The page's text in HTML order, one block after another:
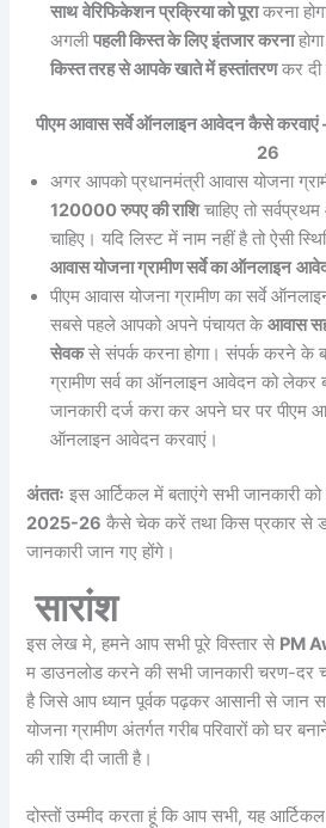
साथ वेरिफिकेशन प्रक्रिया को पूराकरना
अगलीपहली किस्त के लिए इंतजार करना
किस्त तरह से आपके खाते में हस्तांतरणकर दी
पीएम आवास सर्वे ऑनलाइन आवेदन कैसे
26
अगर आपको प्रधानमंत्री आवास योजना
120000 रुपए की राशिचाहिए तो
चाहिए। यदि लिस्ट में नाम नहीं है तो ऐसी
आवास योजना ग्रामीण सर्वे का ऑनलाइन
पीएम आवास योजना ग्रामीण का सर्वे
सबसे पहले आपको अपने पंचायत केआवास
सेवकसे संपर्क करना होगा। संपर्क करने के
ग्रामीण सर्व का ऑनलाइन आवेदन को लेकर
जानकारी दर्ज करा कर अपने घर पर पीएम
ऑनलाइन आवेदन करवाएं।
अंततः इस आर्टिकल में बताएंगे सभी जानकारी
2025-26 कैसे चेक करें तथा किस प्रकार से
जानकारी जान गए होंगे।
सारांश
इस लेख मे, हमने आप सभी पूरे विस्तार से PM
म डाउनलोड करने की सभी जानकारी चरण-दर
है जिसे आप ध्यान पूर्वक पढ़कर आसानी से जान
योजना ग्रामीण अंतर्गत गरीब परिवारों को घर
की राशि दी जाती है।
दोस्तों उम्मीद करता हूं कि आप सभी, यह